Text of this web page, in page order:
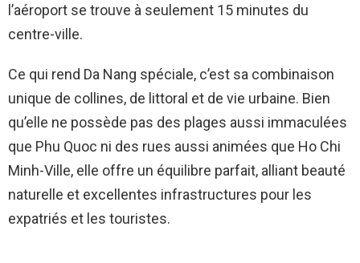
l’aéroport se trouve à seulement 15 minutes du
centre-ville.
Ce qui rend Da Nang spéciale, c’est sa combinaison
unique de collines, de littoral et de vie urbaine. Bien
qu’elle ne possède pas des plages aussi immaculées
que Phu Quoc ni des rues aussi animées que Ho Chi
Minh-Ville, elle offre un équilibre parfait, alliant beauté
naturelle et excellentes infrastructures pour les
expatriés et les touristes.